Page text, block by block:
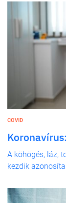
COVID
A köhögés, láz,
kezdik